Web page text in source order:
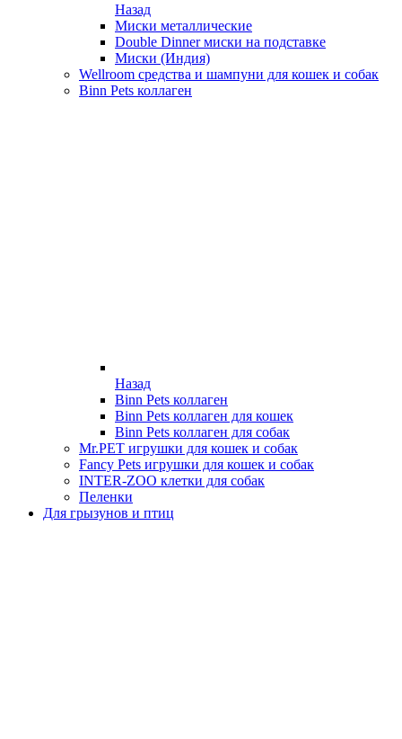
Назад
Миски металлические
Double Dinner миски на подставке
Миски (Индия)
Wellroom средства и шампуни для кошек и собак
Binn Pets коллаген
Назад
Binn Pets коллаген
Binn Pets коллаген для кошек
Binn Pets коллаген для собак
Mr.PET игрушки для кошек и собак
Fancy Pets игрушки для кошек и собак
INTER-ZOO клетки для собак
Пеленки
Для грызунов и птиц